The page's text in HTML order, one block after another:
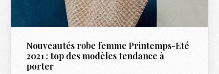
Nouveautés robe femme Printemps-Eté
2021 : top des modèles tendance à
porter